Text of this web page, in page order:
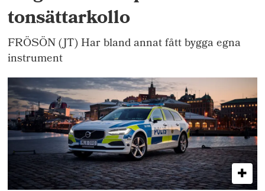
tonsättarkollo
FRÖSÖN (JT) Har bland annat fått bygga egna
instrument